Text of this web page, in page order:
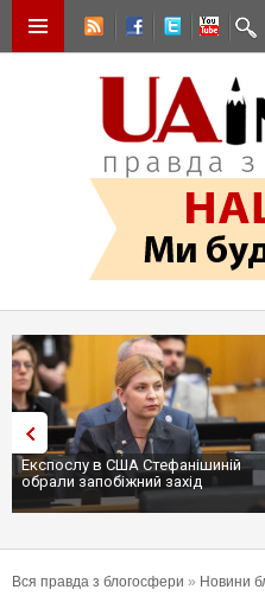
Експослу в США Стефанішиній
обрали запобіжний захід
Вся правда з блогосфери » Новини